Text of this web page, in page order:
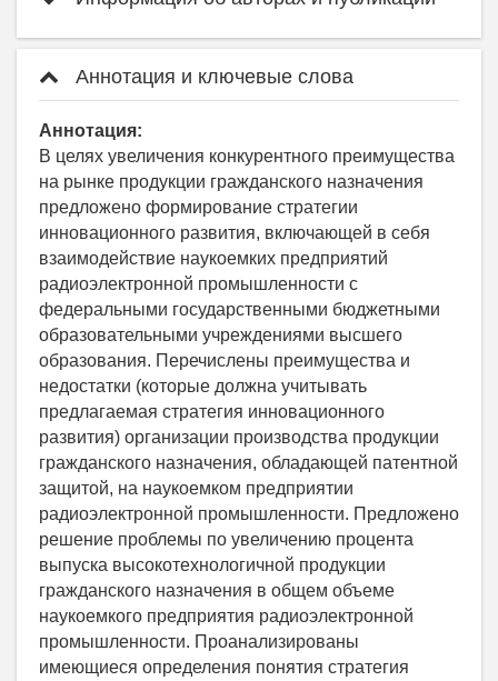
Аннотация и ключевые слова
Аннотация:
В целях увеличения конкурентного преимущества
на рынке продукции гражданского назначения
предложено формирование стратегии
инновационного развития, включающей в себя
взаимо­действие наукоемких предприятий
радиоэлектронной промышленности с
федеральными государственными бюджетными
образовательными учреждениями высшего
образования. Перечислены преимущества и
недостатки (которые должна учитывать
предлагаемая стратегия инновационного
развития) организации производства продукции
гражданского назначения, обладающей патентной
защитой, на наукоемком предприятии
радиоэлектронной промышленности. Предложено
решение проблемы по увеличению процента
выпуска высокотехнологичной продукции
гражданского назначения в общем объеме
наукоемкого предприятия радиоэлектронной
промышленности. Проанализированы
имеющиеся определения понятия стратегия